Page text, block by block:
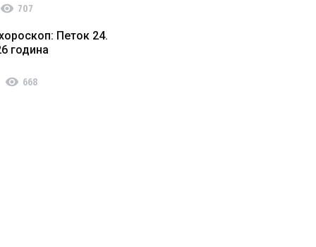
visibility 707
Петок 24.
година
visibility 668